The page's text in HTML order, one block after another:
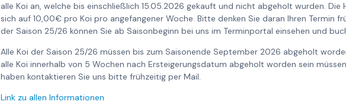
alle Koi an, welche bis einschließlich 15.05.2026 gekauft und nicht abgeholt wurden. Die
sich auf 10,00€ pro Koi pro angefangener Woche. Bitte denken Sie daran Ihren Termin
der Saison 25/26 können Sie ab Saisonbeginn bei uns im Terminportal einsehen und
Alle Koi der Saison 25/26 müssen bis zum Saisonende September 2026 abgeholt
alle Koi innerhalb von 5 Wochen nach Ersteigerungsdatum abgeholt worden sein
haben kontaktieren Sie uns bitte frühzeitig per Mail.
Link zu allen Informationen